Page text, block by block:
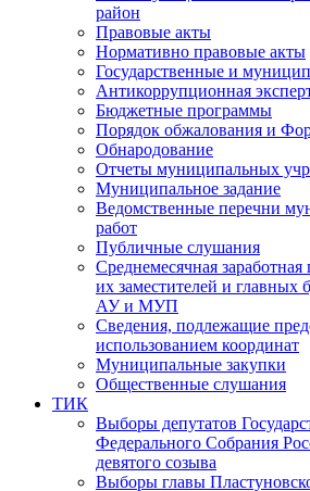
район
Правовые акты
Нормативно правовые акты
Государственные и
Антикоррупционная
Бюджетные программы
Порядок обжалования и
Обнародование
Отчеты муниципальных
Муниципальное задание
Ведомственные перечни
работ
Публичные слушания
Среднемесячная заработная
их заместителей и главных
АУ и МУП
Сведения, подлежащие
использованием координат
Муниципальные закупки
Общественные слушания
ТИК
Выборы депутатов
Федерального Собрания
девятого созыва
Выборы главы